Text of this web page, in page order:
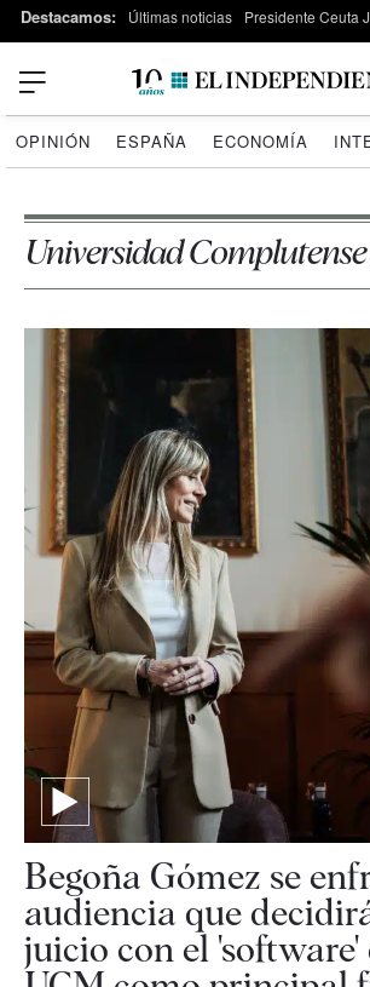
Destacamos: Últimas noticias Presidente Ceuta
OPINIÓN ESPAÑA ECONOMÍA
Universidad
Begoña Gómez se
audiencia que
juicio con el 'software'